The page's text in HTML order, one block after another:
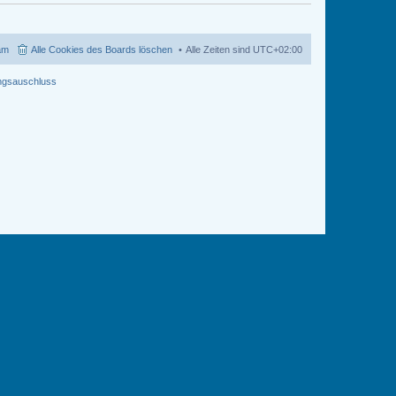
Alle Zeiten sind UTC+02:00
Alle Cookies des Boards löschen